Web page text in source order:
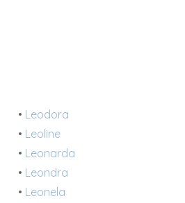
• Leodora
• Leoline
• Leonarda
• Leondra
• Leonela